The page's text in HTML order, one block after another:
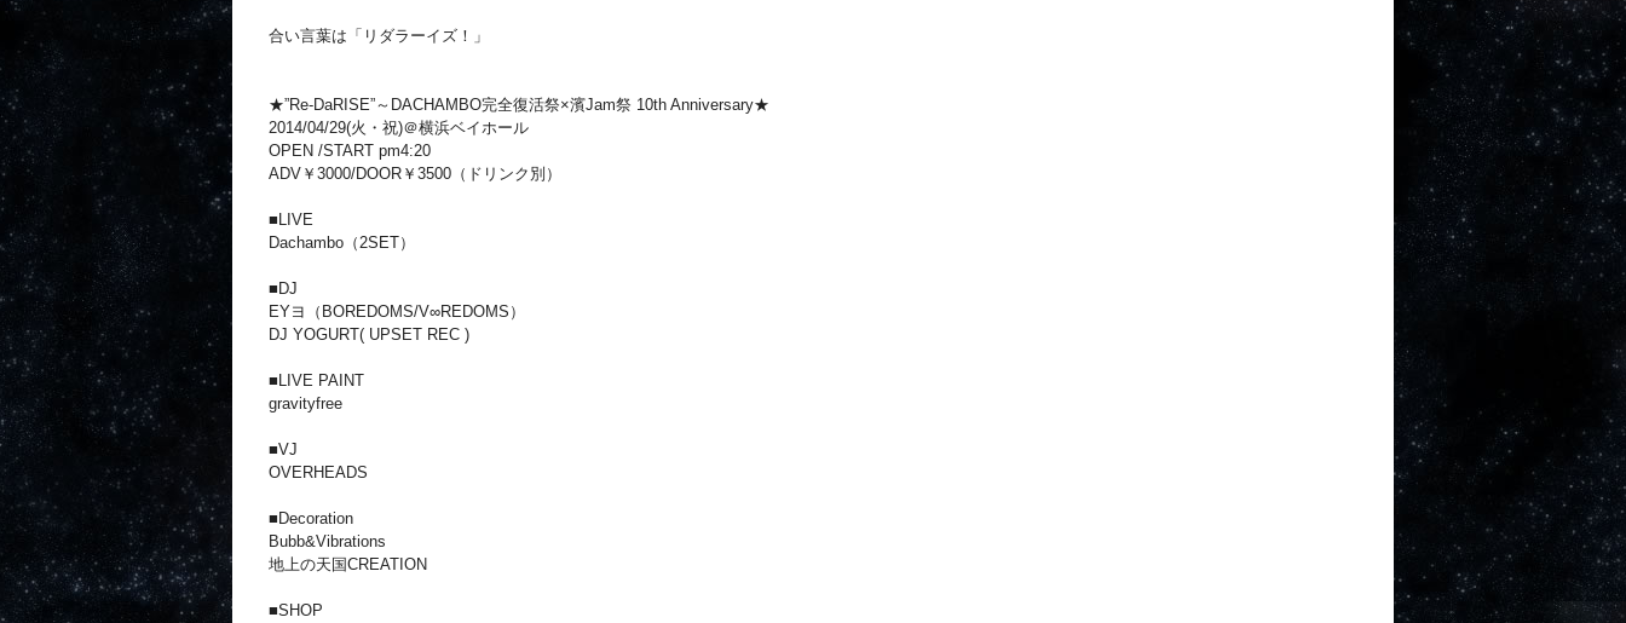
合い言葉は「リダラーイズ！」
★”Re-DaRISE”～DACHAMBO完全復活祭×濱Jam祭 10th Anniversary★
2014/04/29(火・祝)＠横浜ベイホール
OPEN /START pm4:20
ADV￥3000/DOOR￥3500（ドリンク別）
■LIVE
Dachambo（2SET）
■DJ
EYヨ（BOREDOMS/V∞REDOMS）
DJ YOGURT( UPSET REC )
■LIVE PAINT
gravityfree
■VJ
OVERHEADS
■Decoration
Bubb&Vibrations
地上の天国CREATION
■SHOP